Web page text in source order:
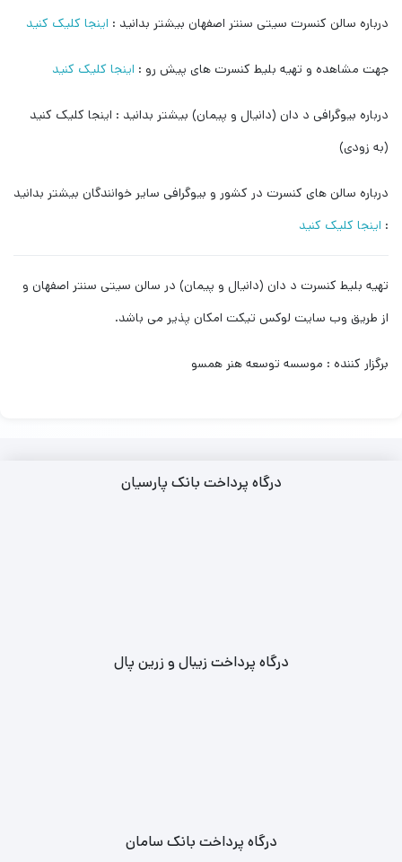
درباره سالن کنسرت سیتی سنتر اصفهان بیشتر بدانید : اینجا کلیک کنید
جهت مشاهده و تهیه بلیط کنسرت های پیش رو : اینجا کلیک کنید
درباره بیوگرافی د دان (دانیال و پیمان) بیشتر بدانید : اینجا کلیک کنید
(به زودی)
درباره سالن های کنسرت در کشور و بیوگرافی سایر خوانندگان بیشتر بدانید
: اینجا کلیک کنید
تهیه بلیط کنسرت د دان (دانیال و پیمان) در سالن سیتی سنتر اصفهان و
از طریق وب سایت لوکس تیکت امکان پذیر می باشد.
برگزار کننده : موسسه توسعه هنر همسو
درگاه پرداخت بانک پارسیان
درگاه پرداخت زیبال و زرین پال
درگاه پرداخت بانک سامان